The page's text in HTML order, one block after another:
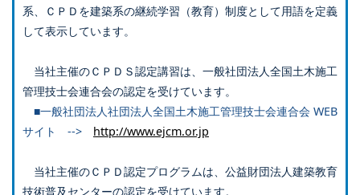
系、ＣＰＤを建築系の継続学習（教育）制度として用語を定義
して表示しています。
当社主催のＣＰＤＳ認定講習は、一般社団法人全国土木施工
管理技士会連合会の認定を受けています。
■一般社団法人社団法人全国土木施工管理技士会連合会 WEB
サイト --> http://www.ejcm.or.jp
当社主催のＣＰＤ認定プログラムは、公益財団法人建築教育
技術普及センターの認定を受けています。